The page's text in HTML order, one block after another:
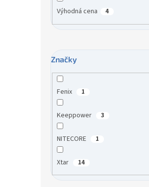
Výhodná cena 4
Značky
Fenix 1
Keeppower 3
NITECORE 1
Xtar 14